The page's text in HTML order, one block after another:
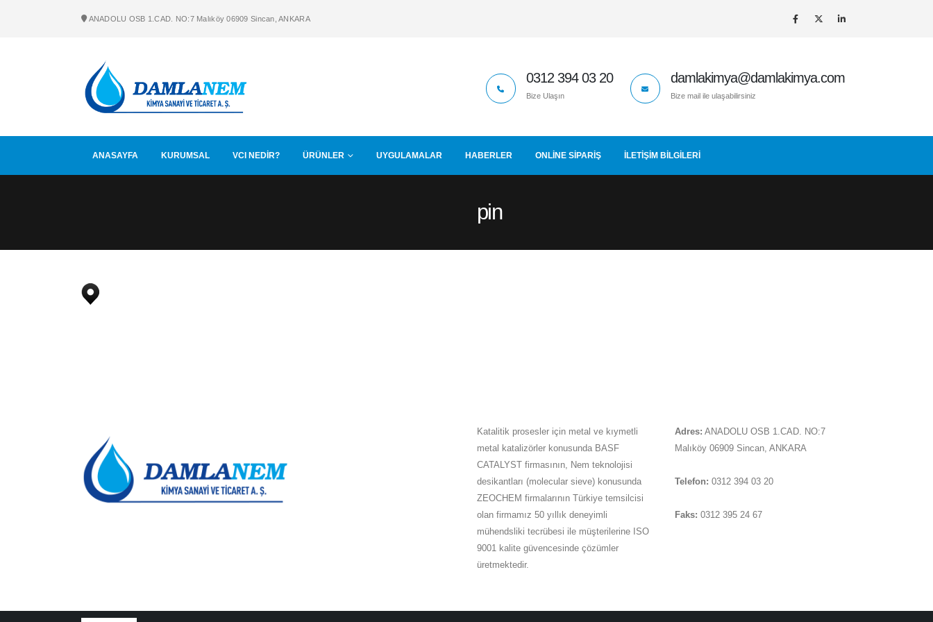
ANADOLU OSB 1.CAD. NO:7 Malıköy 06909 Sincan, ANKARA
0312 394 03 20
Bize Ulaşın
damlakimya@damlakimya.com
Bize mail ile ulaşabilirsiniz
ANASAYFA KURUMSAL VCI NEDİR? ÜRÜNLER UYGULAMALAR HABERLER ONLINE SIPARIŞ İLETIŞIM BİLGİLERİ
pin
Katalitik prosesler için metal ve kıymetli
metal katalizörler konusunda BASF
CATALYST firmasının, Nem teknolojisi
desikantları (molecular sieve) konusunda
ZEOCHEM firmalarının Türkiye temsilcisi
olan firmamız 50 yıllık deneyimli
mühendsliki tecrübesi ile müşterilerine ISO
9001 kalite güvencesinde çözümler
üretmektedir.
Adres: ANADOLU OSB 1.CAD. NO:7
Malıköy 06909 Sincan, ANKARA
Telefon: 0312 394 03 20
Faks: 0312 395 24 67